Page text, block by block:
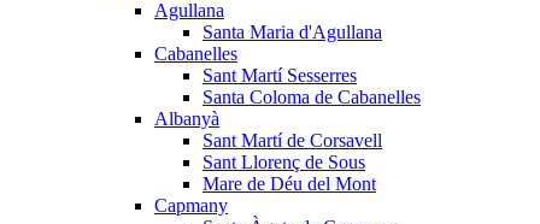
Agullana
Santa Maria d'Agullana
Cabanelles
Sant Martí Sesserres
Santa Coloma de Cabanelles
Albanyà
Sant Martí de Corsavell
Sant Llorenç de Sous
Mare de Déu del Mont
Capmany